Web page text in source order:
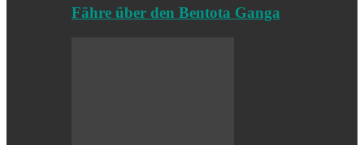
Fähre über den Bentota Ganga